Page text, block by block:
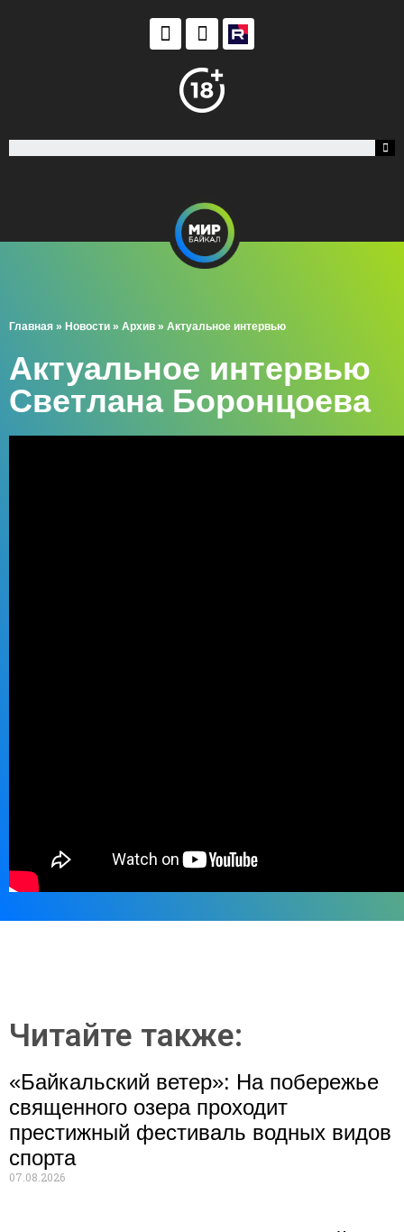
Главная » Новости » Архив » Актуальное интервью
Актуальное интервью
Светлана Боронцоева
Читайте также:
«Байкальский ветер»: На побережье
священного озера проходит
престижный фестиваль водных видов
спорта
07.08.2026